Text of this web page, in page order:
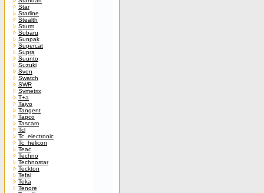
Star
Starline
Stealth
Sturm
Subaru
Sunpak
Supercat
Supra
Suunto
Suzuki
Sven
Swatch
SWR
Symetrix
T+a
Taiyo
Tangent
Tapco
Tascam
Tcl
Tc_electronic
Tc_helicon
Teac
Techno
Technostar
Teckton
Tefal
Teka
Tenore